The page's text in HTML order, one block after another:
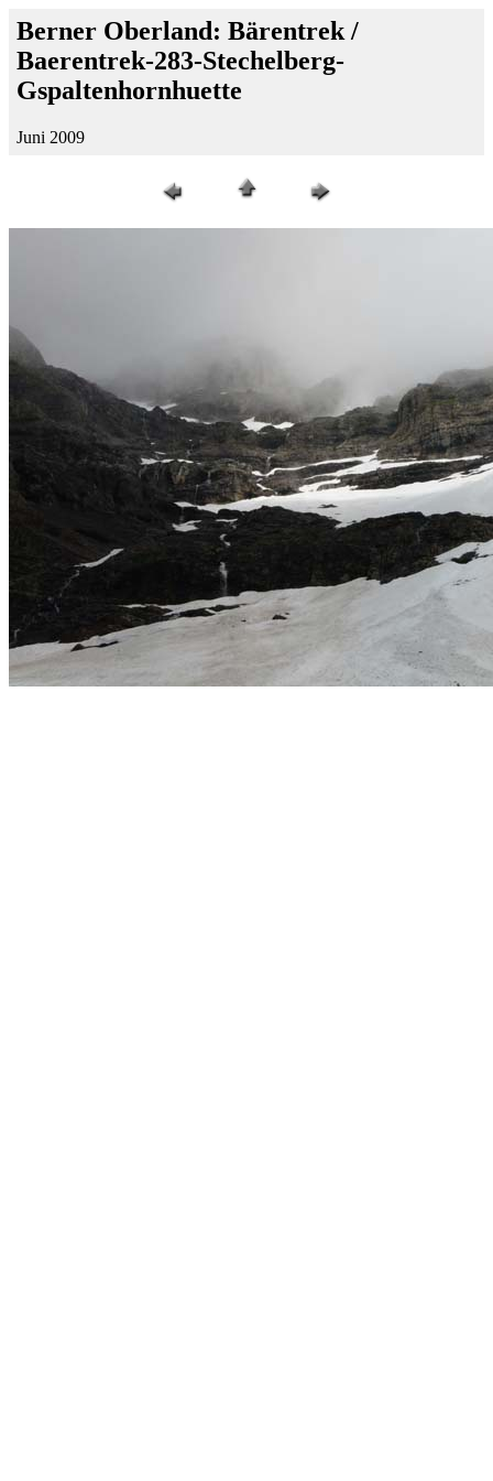
Berner Oberland: Bärentrek /
Baerentrek-283-Stechelberg-
Gspaltenhornhuette
Juni 2009